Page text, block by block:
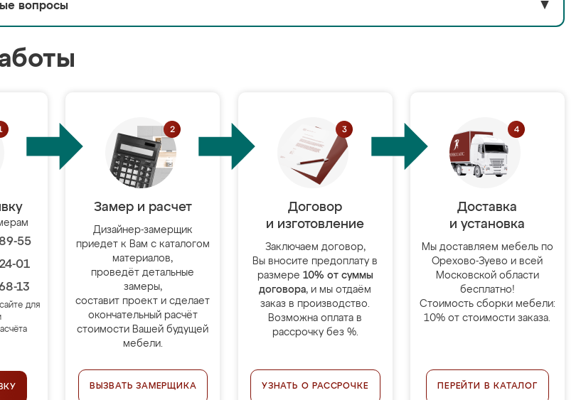
вопросы ▼
55
01
13
для
Замер и расчет
Дизайнер-замерщик
приедет к Вам с каталогом
материалов,
проведёт детальные
замеры,
составит проект и сделает
окончательный расчёт
стоимости Вашей будущей
мебели.
ВЫЗВАТЬ ЗАМЕРЩИКА
Договор
и изготовление
Заключаем договор,
Вы вносите предоплату в
размере 10% от суммы
договора, и мы отдаём
заказ в производство.
Возможна оплата в
рассрочку без %.
УЗНАТЬ О РАССРОЧКЕ
Доставка
и установка
Мы доставляем мебель по
Орехово-Зуево и всей
Московской области
бесплатно!
Стоимость сборки мебели:
10% от стоимости заказа.
ПЕРЕЙТИ В КАТАЛОГ